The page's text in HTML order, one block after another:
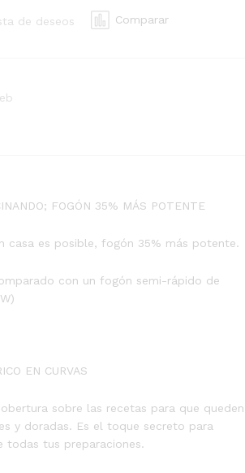
de deseos Comparar
FOGÓN 35% MÁS POTENTE
casa es posible, fogón 35% más potente.
con un fogón semi-rápido de
EN CURVAS
sobre las recetas para que queden
y doradas. Es el toque secreto para
todas tus preparaciones.